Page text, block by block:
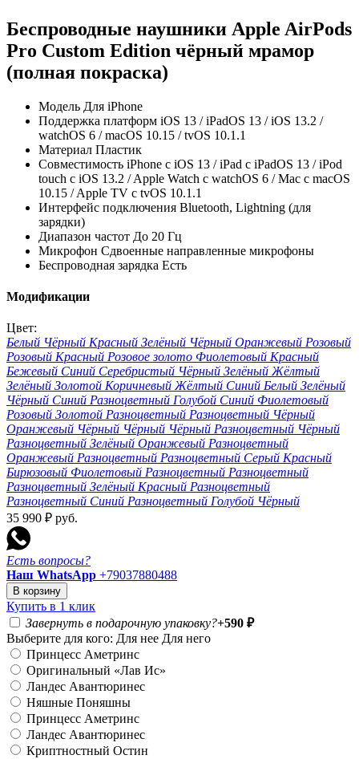
Беспроводные наушники Apple AirPods
Pro Custom Edition чёрный мрамор
(полная покраска)
Модель Для iPhone
Поддержка платформ iOS 13 / iPadOS 13 / iOS 13.2 /
watchOS 6 / macOS 10.15 / tvOS 10.1.1
Материал Пластик
Совместимость iPhone c iOS 13 / iPad с iPadOS 13 / iPod
touch с iOS 13.2 / Apple Watch c watchOS 6 / Mac с macOS
10.15 / Apple TV c tvOS 10.1.1
Интерфейс подключения Bluetooth, Lightning (для
зарядки)
Диапазон частот До 20 Гц
Микрофон Сдвоенные направленные микрофоны
Беспроводная зарядка Есть
Модификации
Цвет:
Белый Чёрный Красный Зелёный Чёрный Оранжевый Розовый
Розовый Красный Розовое золото Фиолетовый Красный
Бежевый Синий Серебристый Чёрный Зелёный Жёлтый
Зелёный Золотой Коричневый Жёлтый Синий Белый Зелёный
Чёрный Синий Разноцветный Голубой Синий Фиолетовый
Розовый Золотой Разноцветный Разноцветный Чёрный
Оранжевый Чёрный Чёрный Чёрный Разноцветный Чёрный
Разноцветный Зелёный Оранжевый Разноцветный
Оранжевый Разноцветный Разноцветный Серый Красный
Бирюзовый Фиолетовый Разноцветный Разноцветный
Разноцветный Зелёный Красный Разноцветный
Разноцветный Синий Разноцветный Голубой Чёрный
35 990 ₽ руб.
Есть вопросы?
Наш WhatsApp +79037880488
В корзину
Купить в 1 клик
Завернуть в подарочную упаковку?+590 ₽
Выберите для кого: Для нее Для него
Принцесс Аметринс
Оригинальный «Лав Ис»
Ландес Авантюринес
Няшные Поняшны
Принцесс Аметринс
Ландес Авантюринес
Криптностный Остин